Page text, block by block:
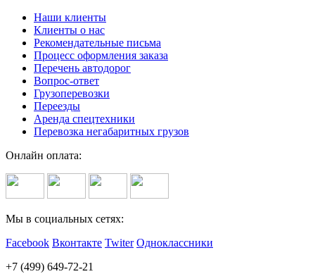
Наши клиенты
Клиенты о нас
Рекомендательные письма
Процесс оформления заказа
Перечень автодорог
Вопрос-ответ
Грузоперевозки
Переезды
Аренда спецтехники
Перевозка негабаритных грузов
Онлайн оплата:
Мы в социальных сетях:
Facebook Вконтакте Twiter Одноклассники
+7 (499) 649-72-21